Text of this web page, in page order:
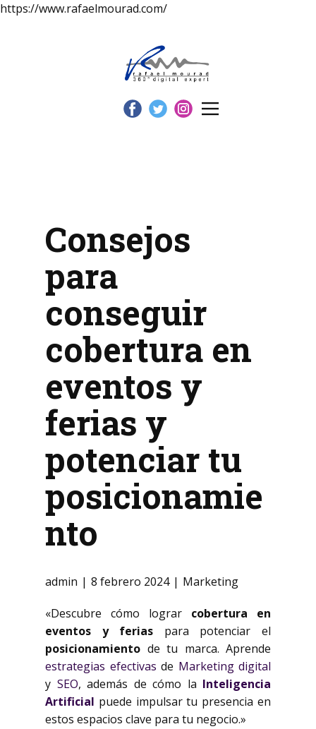
https://www.rafaelmourad.com/
Consejos
para
conseguir
cobertura en
eventos y
ferias y
potenciar tu
posicionamie
nto
admin 8 febrero 2024 Marketing
«Descubre cómo lograr cobertura en
eventos y ferias para potenciar el
posicionamiento de tu marca. Aprende
estrategias efectivas de Marketing digital
y SEO, además de cómo la Inteligencia
Artificial puede impulsar tu presencia en
estos espacios clave para tu negocio.»